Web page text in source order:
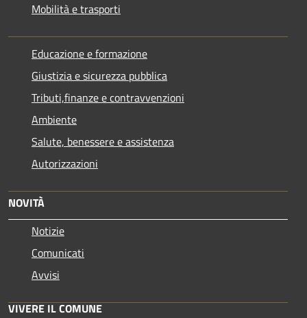
Mobilità e trasporti
Educazione e formazione
Giustizia e sicurezza pubblica
Tributi,finanze e contravvenzioni
Ambiente
Salute, benessere e assistenza
Autorizzazioni
NOVITÀ
Notizie
Comunicati
Avvisi
VIVERE IL COMUNE